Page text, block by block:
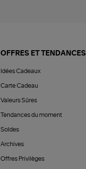
OFFRES ET TENDANCES
Idées Cadeaux
Carte Cadeau
Valeurs Sûres
Tendances du moment
Soldes
Archives
Offres Privilèges